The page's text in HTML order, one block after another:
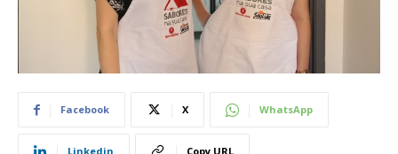
Facebook X WhatsApp
Linkedin Copy URL